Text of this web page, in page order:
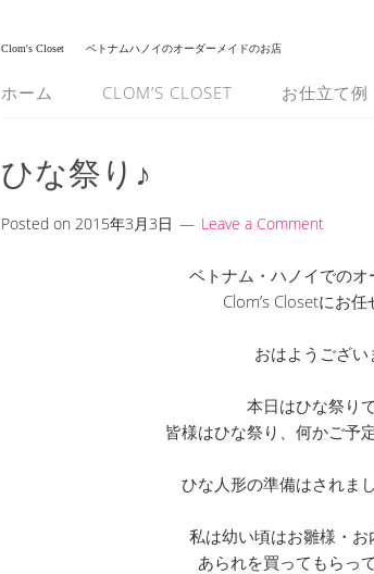
Clom's Closet ベトナムハノイのオーダーメイドのお店
ホーム CLOM’S CLOSET お仕立て例
ひな祭り♪
Posted on 2015年3月3日 Leave a Comment
ベトナム・ハノイでの
Clom’s Closetにお任
おはようござい
本日はひな祭り
皆様はひな祭り、何かご予
ひな人形の準備はされま
私は幼い頃はお雛様・お
あられを買ってもらっ